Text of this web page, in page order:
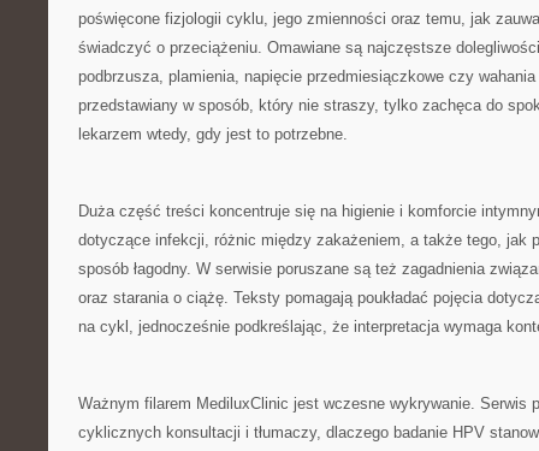
poświęcone fizjologii cyklu, jego zmienności oraz temu, jak
świadczyć o przeciążeniu. Omawiane są najczęstsze
podbrzusza, plamienia, napięcie przedmiesiączkowe czy
przedstawiany w sposób, który nie straszy, tylko zachęca do
lekarzem wtedy, gdy jest to potrzebne.
Duża część treści koncentruje się na higienie i komforcie
dotyczące infekcji, różnic między zakażeniem, a także tego, jak
sposób łagodny. W serwisie poruszane są też zagadnienia
oraz starania o ciążę. Teksty pomagają poukładać pojęcia
na cykl, jednocześnie podkreślając, że interpretacja wymaga
Ważnym filarem MediluxClinic jest wczesne wykrywanie. Serwis
cyklicznych konsultacji i tłumaczy, dlaczego badanie HPV